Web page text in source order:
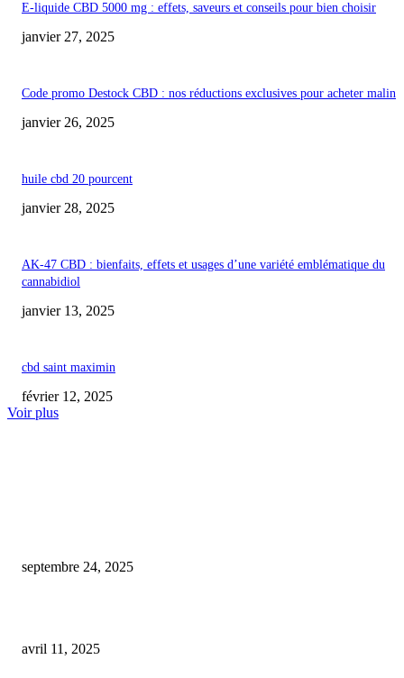
E-liquide CBD 5000 mg : effets, saveurs et conseils pour bien choisir
janvier 27, 2025
Code promo Destock CBD : nos réductions exclusives pour acheter malin
janvier 26, 2025
huile cbd 20 pourcent
janvier 28, 2025
AK-47 CBD : bienfaits, effets et usages d’une variété emblématique du
cannabidiol
janvier 13, 2025
cbd saint maximin
février 12, 2025
Voir plus
septembre 24, 2025
avril 11, 2025